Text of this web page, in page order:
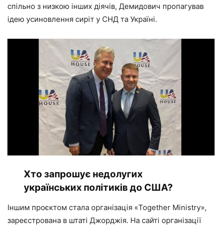
спільно з низкою інших діячів, Демидович пропагував
ідею усиновлення сиріт у СНД та Україні.
Хто запрошує недолугих
українських політиків до США?
Іншим проєктом стала організація «Together Ministry»,
зареєстрована в штаті Джорджія. На сайті організації